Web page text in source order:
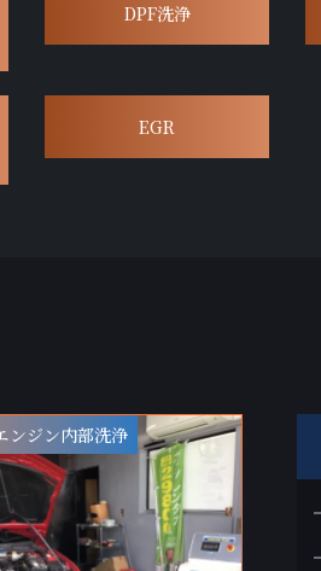
DPF洗浄
EGR
ンジン内部洗浄